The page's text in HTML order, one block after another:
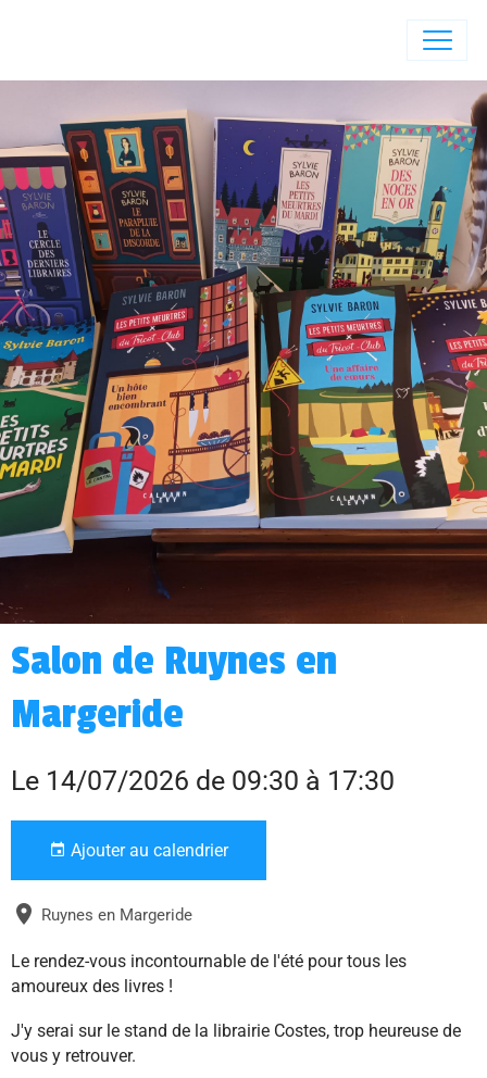
Salon de Ruynes en
Margeride
Le 14/07/2026 de 09:30 à 17:30
Ajouter au calendrier
Ruynes en Margeride
Le rendez-vous incontournable de l'été pour tous les
amoureux des livres !
J'y serai sur le stand de la librairie Costes, trop heureuse de
vous y retrouver.